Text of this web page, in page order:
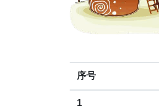
序号
1